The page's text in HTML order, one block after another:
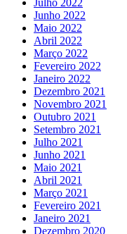
Junho 2022
Maio 2022
Abril 2022
Março 2022
Fevereiro 2022
Janeiro 2022
Dezembro 2021
Novembro 2021
Outubro 2021
Setembro 2021
Julho 2021
Junho 2021
Maio 2021
Abril 2021
Março 2021
Fevereiro 2021
Janeiro 2021
Dezembro 2020